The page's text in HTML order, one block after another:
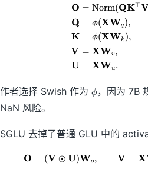
O
Q
K
V
U
= Norm(QK⊤
= ϕ(XWq ),
= ϕ(XWk ),
= XWv ,
= XWu .
作者选择 Swish 作为 \
p
ϕ，因为 7B
NaN 风险。
SGLU 去掉了普通 GLU 中的
O = (V ⊙ U)Wo, V = X